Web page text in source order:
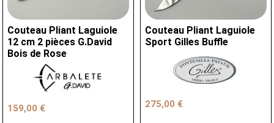
Couteau Pliant Laguiole
12 cm 2 pièces G.David
Bois de Rose
159,00 €
Couteau Pliant Laguiole
Sport Gilles Buffle
275,00 €